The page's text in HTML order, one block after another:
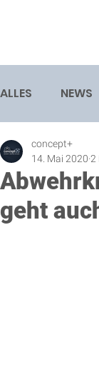
ALLES NEWS
geht
concept+
14. Mai 2020 2